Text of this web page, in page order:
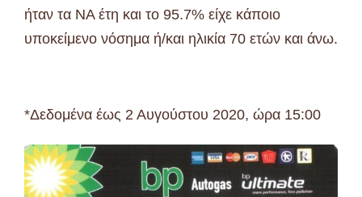
ήταν τα NA έτη και το 95.7% είχε κάποιο
υποκείμενο νόσημα ή/και ηλικία 70 ετών και άνω.
*Δεδομένα έως 2 Αυγούστου 2020, ώρα 15:00